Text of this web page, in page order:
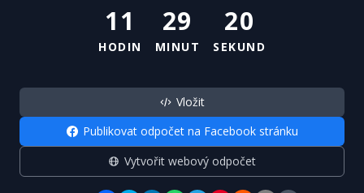
11
HODIN
29
MINUT
20
SEKUND
Vložit
Publikovat odpočet na Facebook stránku
Vytvořit webový odpočet